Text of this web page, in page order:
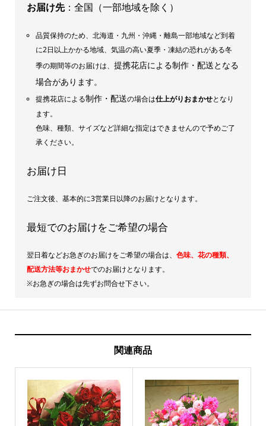
お届け先：全国（一部地域を除く）
品質保持のため、北海道・九州・沖縄・離島一部地域など到着
に2日以上かかる地域、気温の高い夏季・凍結の恐れがある冬
季の期間等のお届けは、提携花店による制作・配送となる
場合があります。
提携花店による制作・配送の場合は仕上がりおまかせとなり
ます。
色味、種類、サイズなど詳細な指定はできませんので予めご了
承ください。
お届け日
ご注文後、基本的に3営業日以降のお届けとなります。
最短でのお届けをご希望の場合
翌日着などお急ぎのお届けをご希望の場合は、 色味、花の種類、
配送方法等おまかせでのお届けとなります。
※お急ぎの場合は先ずお問合せ下さい。
関連商品